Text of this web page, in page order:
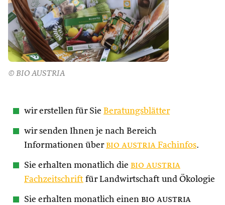
© BIO AUSTRIA
wir erstellen für Sie Beratungsblätter
wir senden Ihnen je nach Bereich
Informationen über bio austria Fachinfos.
Sie erhalten monatlich die bio austria
Fachzeitschrift für Landwirtschaft und Ökologie
Sie erhalten monatlich einen bio austria